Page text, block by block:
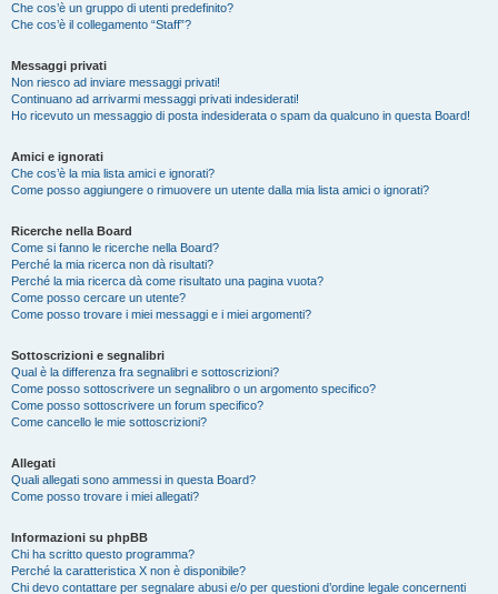
Che cos’è un gruppo di utenti predefinito?
Che cos’è il collegamento “Staff”?
Messaggi privati
Non riesco ad inviare messaggi privati!
Continuano ad arrivarmi messaggi privati indesiderati!
Ho ricevuto un messaggio di posta indesiderata o spam da qualcuno in questa Board!
Amici e ignorati
Che cos’è la mia lista amici e ignorati?
Come posso aggiungere o rimuovere un utente dalla mia lista amici o ignorati?
Ricerche nella Board
Come si fanno le ricerche nella Board?
Perché la mia ricerca non dà risultati?
Perché la mia ricerca dà come risultato una pagina vuota?
Come posso cercare un utente?
Come posso trovare i miei messaggi e i miei argomenti?
Sottoscrizioni e segnalibri
Qual è la differenza fra segnalibri e sottoscrizioni?
Come posso sottoscrivere un segnalibro o un argomento specifico?
Come posso sottoscrivere un forum specifico?
Come cancello le mie sottoscrizioni?
Allegati
Quali allegati sono ammessi in questa Board?
Come posso trovare i miei allegati?
Informazioni su phpBB
Chi ha scritto questo programma?
Perché la caratteristica X non è disponibile?
Chi devo contattare per segnalare abusi e/o per questioni d’ordine legale concernenti